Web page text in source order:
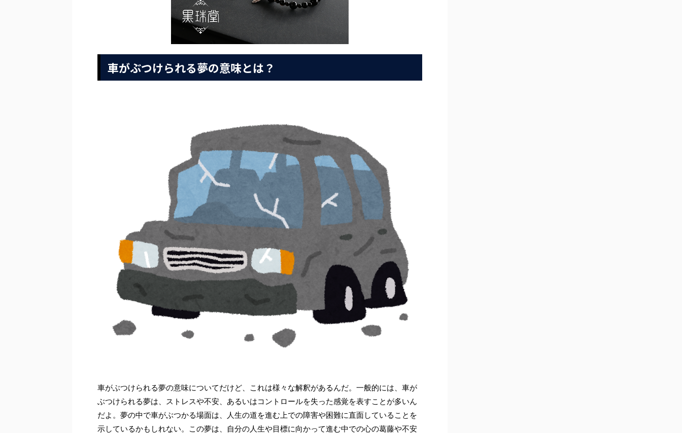
車がぶつけられる夢の意味とは？
車がぶつけられる夢の意味についてだけど、これは様々な解釈があるんだ。一般的には、車が
ぶつけられる夢は、ストレスや不安、あるいはコントロールを失った感覚を表すことが多いん
だよ。夢の中で車がぶつかる場面は、人生の道を進む上での障害や困難に直面していることを
示しているかもしれない。この夢は、自分の人生や目標に向かって進む中での心の葛藤や不安